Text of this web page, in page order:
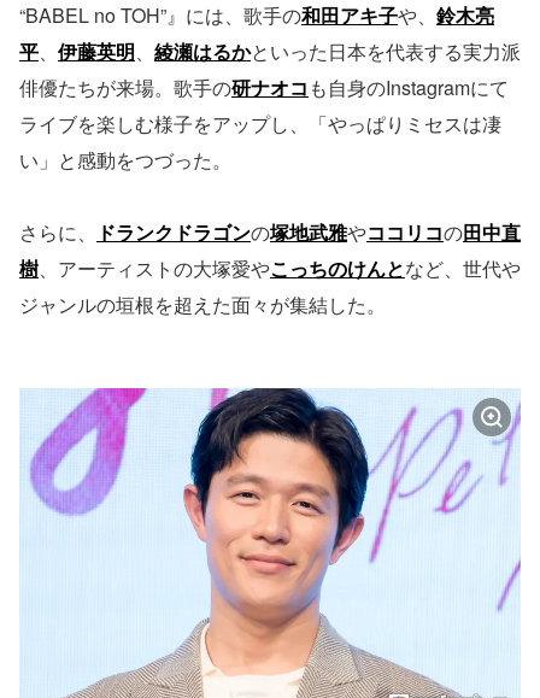
“BABEL no TOH”』には、歌手の和田アキ子や、 鈴木亮
平、 伊藤英明、 綾瀬はるかといった日本を代表する実力派
俳優たちが来場。歌手の研ナオコ も自身のInstagramにて
ライブを楽しむ様子をアップし、「やっぱりミセスは凄
い」と感動をつづった。
さらに、 ドランクドラゴンの塚地武雅やココリコの田中直
樹、アーティストの大塚愛やこっちのけんとなど、世代や
ジャンルの垣根を超えた面々が集結した。